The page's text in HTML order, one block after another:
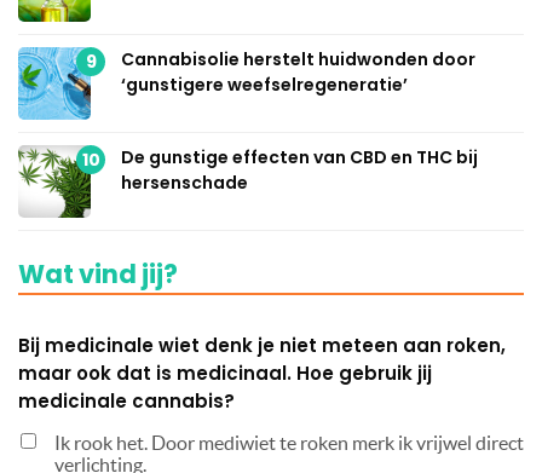
9
Cannabisolie herstelt huidwonden door
‘gunstigere weefselregeneratie’
10
De gunstige effecten van CBD en THC bij
hersenschade
Wat vind jij?
Bij medicinale wiet denk je niet meteen aan roken,
maar ook dat is medicinaal. Hoe gebruik jij
medicinale cannabis?
Ik rook het. Door mediwiet te roken merk ik vrijwel direct
verlichting.